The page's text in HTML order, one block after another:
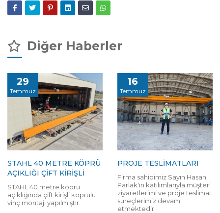
Diğer Haberler
29
Temmuz
STAHL 40 METRE KÖPRÜ
AÇIKLIĞI ÇİFT KİRİŞLİ
STAHL 40 metre köprü
açıklığında çift kirişli köprülü
vinç montajı yapılmıştır.
16
Temmuz
PROJE TESLİMATLARI
Firma sahibimiz Sayın Hasan
Parlak'ın katılımlarıyla müşteri
ziyaretlerimi ve proje teslimat
süreçlerimiz devam
etmektedir.